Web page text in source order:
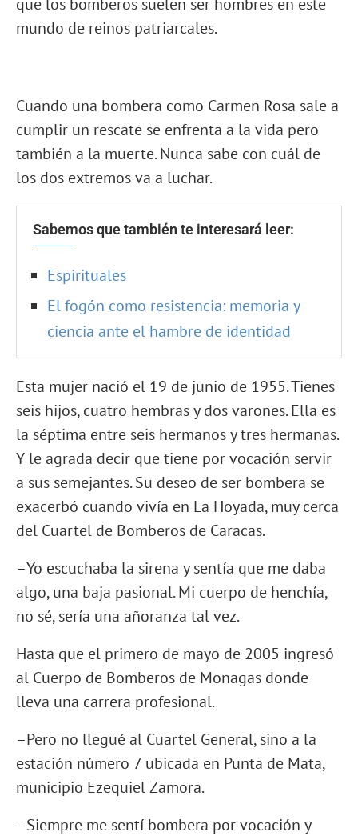
mundo de reinos patriarcales.
Cuando una bombera como Carmen Rosa sale a
cumplir un rescate se enfrenta a la vida pero
también a la muerte. Nunca sabe con cuál de
los dos extremos va a luchar.
Sabemos que también te interesará leer:
Espirituales
El fogón como resistencia: memoria y
ciencia ante el hambre de identidad
Esta mujer nació el 19 de junio de 1955. Tienes
seis hijos, cuatro hembras y dos varones. Ella es
la séptima entre seis hermanos y tres hermanas.
Y le agrada decir que tiene por vocación servir
a sus semejantes. Su deseo de ser bombera se
exacerbó cuando vivía en La Hoyada, muy cerca
del Cuartel de Bomberos de Caracas.
–Yo escuchaba la sirena y sentía que me daba
algo, una baja pasional. Mi cuerpo de henchía,
no sé, sería una añoranza tal vez.
Hasta que el primero de mayo de 2005 ingresó
al Cuerpo de Bomberos de Monagas donde
lleva una carrera profesional.
–Pero no llegué al Cuartel General, sino a la
estación número 7 ubicada en Punta de Mata,
municipio Ezequiel Zamora.
–Siempre me sentí bombera por vocación y